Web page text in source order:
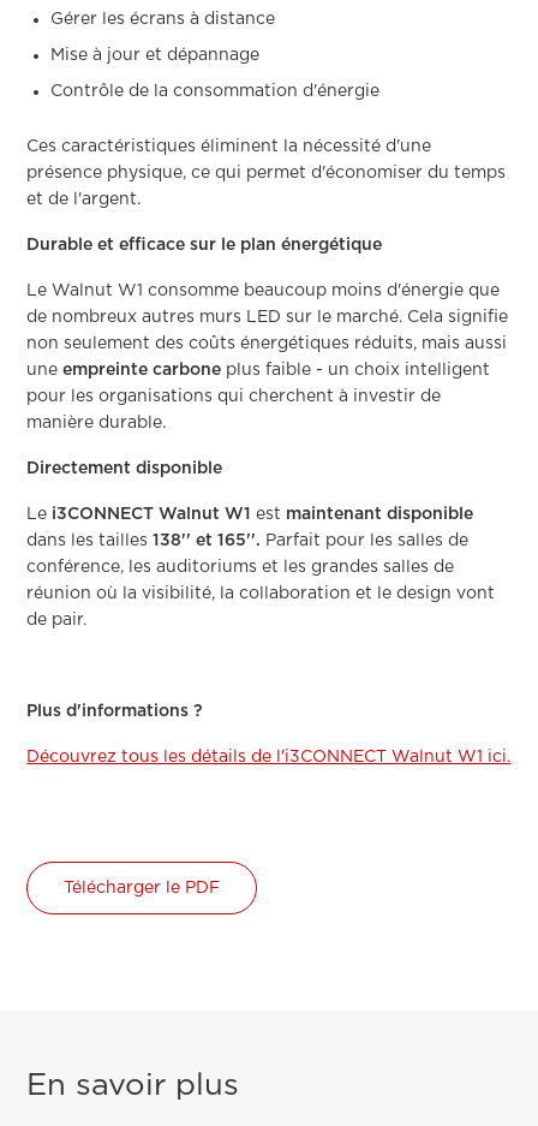
Gérer les écrans à distance
Mise à jour et dépannage
Contrôle de la consommation d'énergie
Ces caractéristiques éliminent la nécessité d'une
présence physique, ce qui permet d'économiser du temps
et de l'argent.
Durable et efficace sur le plan énergétique
Le Walnut W1 consomme beaucoup moins d'énergie que
de nombreux autres murs LED sur le marché. Cela signifie
non seulement des coûts énergétiques réduits, mais aussi
uneempreinte carbone plus faible - un choix intelligent
pour les organisations qui cherchent à investir de
manière durable.
Directement disponible
Le i3CONNECT Walnut W1 est maintenant disponible
dans les tailles138'' et 165''. Parfait pour les salles de
conférence, les auditoriums et les grandes salles de
réunion où la visibilité, la collaboration et le design vont
de pair.
Plus d'informations ?
Découvrez tous les détails de l'i3CONNECT Walnut W1 ici.
Télécharger le PDF
En savoir plus